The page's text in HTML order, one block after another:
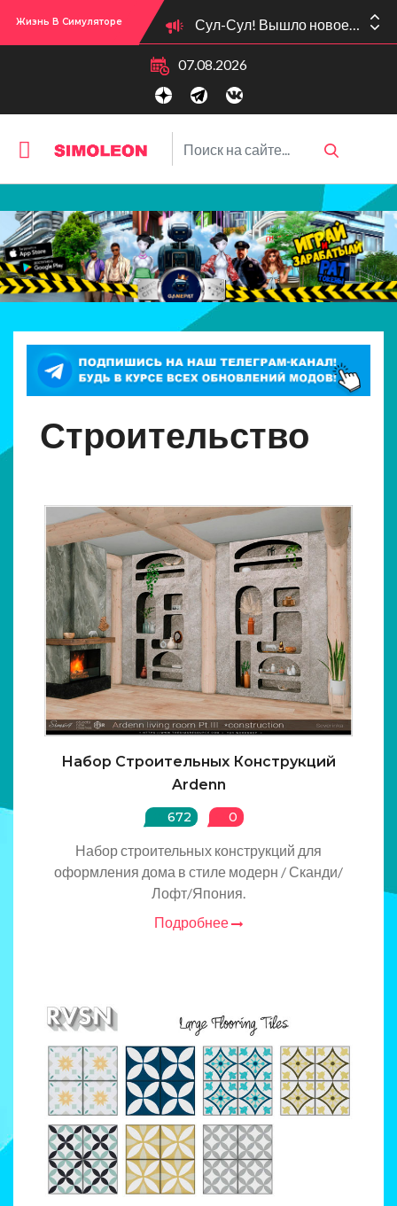
Жизнь В Симуляторе Сул-Сул! Вышло новое обновлении версии игры: 1.119.96.1030 (ПК)! 1.119.96.1230 (Mac)! 2.22 (ИП)!
07.08.2026
Строительство
Набор Строительных Конструкций
Ardenn
672 0
Набор строительных конструкций для
оформления дома в стиле модерн / Сканди/
Лофт/Япония.
Подробнее